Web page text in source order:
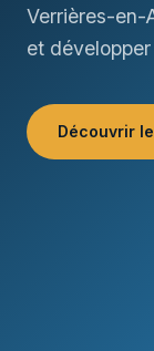
Verrières-en-
et
Découvrir